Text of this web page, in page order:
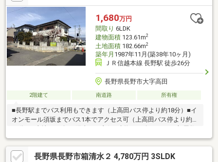
1,680万円
間取り 6LDK
建物面積123.61m2
土地面積182.66m2
築年月 1987年11月(築38年10ヶ月)
ＪＲ信越本線 長野駅 徒歩26分
長野県長野市大字高田
2階建て 南道路 所有権
■長野駅までバス利用もできます（上高田バス停より約18分）■イ
オンモール須坂までバス1本でアクセス可（上高田バス停より約
が多めの物件をお探しの方に■ホームインスペクション実施済■現
況空家です■現況敷地内に駐車場はありませんが庭スペースに造
成可能です。長野県長野市箱清水２ 4,780万円 3SLDK